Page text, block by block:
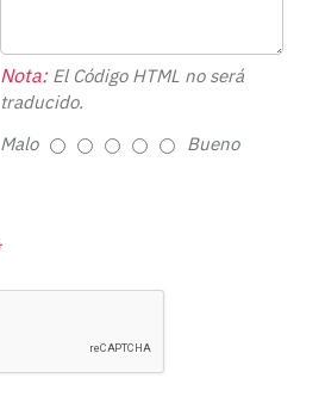
Nota:El Código HTML no será
traducido.
Malo Bueno